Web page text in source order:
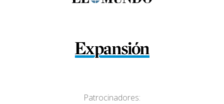
Patrocinadores: